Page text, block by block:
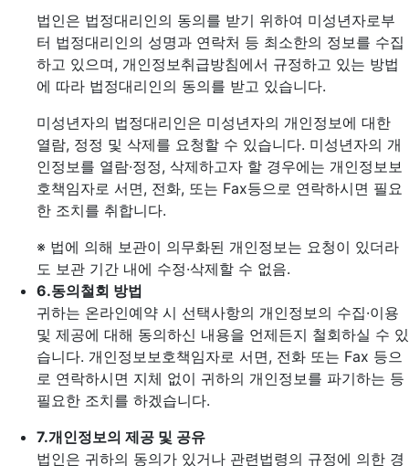
법인은 법정대리인의 동의를 받기 위하여 미성년자로부
터 법정대리인의 성명과 연락처 등 최소한의 정보를 수집
하고 있으며, 개인정보취급방침에서 규정하고 있는 방법
에 따라 법정대리인의 동의를 받고 있습니다.
미성년자의 법정대리인은 미성년자의 개인정보에 대한
열람, 정정 및 삭제를 요청할 수 있습니다. 미성년자의 개
인정보를 열람·정정, 삭제하고자 할 경우에는 개인정보보
호책임자로 서면, 전화, 또는 Fax등으로 연락하시면 필요
한 조치를 취합니다.
※ 법에 의해 보관이 의무화된 개인정보는 요청이 있더라
도 보관 기간 내에 수정·삭제할 수 없음.
6.동의철회 방법
귀하는 온라인예약 시 선택사항의 개인정보의 수집·이용
및 제공에 대해 동의하신 내용을 언제든지 철회하실 수 있
습니다. 개인정보보호책임자로 서면, 전화 또는 Fax 등으
로 연락하시면 지체 없이 귀하의 개인정보를 파기하는 등
필요한 조치를 하겠습니다.
7.개인정보의 제공 및 공유
법인은 귀하의 동의가 있거나 관련법령의 규정에 의한 경